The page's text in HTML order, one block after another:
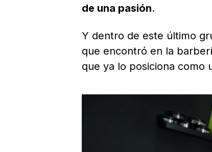
de una pasión.
Y dentro de este último
que encontró en la
que ya lo posiciona como